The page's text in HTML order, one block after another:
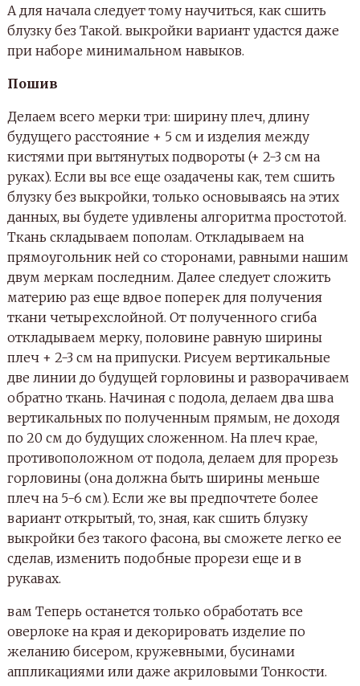
А для начала следует тому научиться, как сшить
блузку без Такой. выкройки вариант удастся даже
при наборе минимальном навыков.
Пошив
Делаем всего мерки три: ширину плеч, длину
будущего расстояние + 5 см и изделия между
кистями при вытянутых подвороты (+ 2-3 см на
руках). Если вы все еще озадачены как, тем сшить
блузку без выкройки, только основываясь на этих
данных, вы будете удивлены алгоритма простотой.
Ткань складываем пополам. Откладываем на
прямоугольник ней со сторонами, равными нашим
двум меркам последним. Далее следует сложить
материю раз еще вдвое поперек для получения
ткани четырехслойной. От полученного сгиба
откладываем мерку, половине равную ширины
плеч + 2-3 см на припуски. Рисуем вертикальные
две линии до будущей горловины и разворачиваем
обратно ткань. Начиная с подола, делаем два шва
вертикальных по полученным прямым, не доходя
по 20 см до будущих сложенном. На плеч крае,
противоположном от подола, делаем для прорезь
горловины (она должна быть ширины меньше
плеч на 5-6 см). Если же вы предпочтете более
вариант открытый, то, зная, как сшить блузку
выкройки без такого фасона, вы сможете легко ее
сделав, изменить подобные прорези еще и в
рукавах.
вам Теперь останется только обработать все
оверлоке на края и декорировать изделие по
желанию бисером, кружевными, бусинами
аппликациями или даже акриловыми Тонкости.